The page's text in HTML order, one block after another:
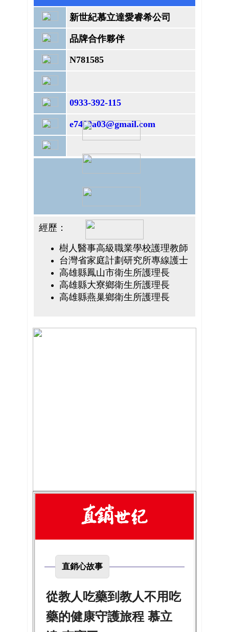
新世紀慕立達愛睿希公司
品牌合作夥伴
N781585
0933-392-115
e7409a03@gmail.com
經歷：
樹人醫事高級職業學校護理教師
台灣省家庭計劃研究所專線護士
高雄縣鳳山市衛生所護理長
高雄縣大寮鄉衛生所護理長
高雄縣燕巢鄉衛生所護理長